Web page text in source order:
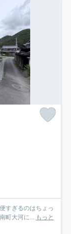
すぎるのはちょっ
町大河に... もっと